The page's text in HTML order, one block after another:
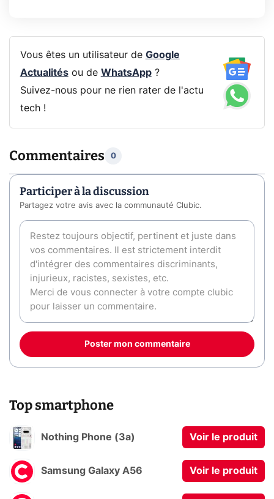
Vous êtes un utilisateur de Google
Actualitésou de WhatsApp?
Suivez-nous pour ne rien rater de l'actu
tech !
Commentaires 0
Participer à la discussion
Partagez votre avis avec la communauté Clubic.
Poster mon commentaire
Top smartphone
Nothing Phone (3a) Voir le produit
Samsung Galaxy A56 Voir le produit